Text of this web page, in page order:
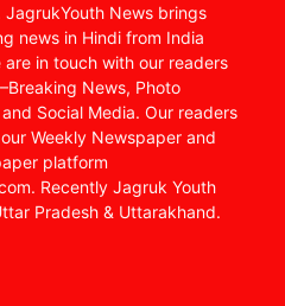
JagrukYouth News brings
news in Hindi from India
in touch with our readers
News, Photo
Social Media. Our readers
Weekly Newspaper and
platform
Recently Jagruk Youth
Pradesh & Uttarakhand.